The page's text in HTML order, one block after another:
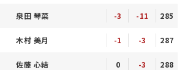
泉田 琴菜 -3 -11 285
木村 美月 -1 -3 287
佐藤 心結 0 -3 288